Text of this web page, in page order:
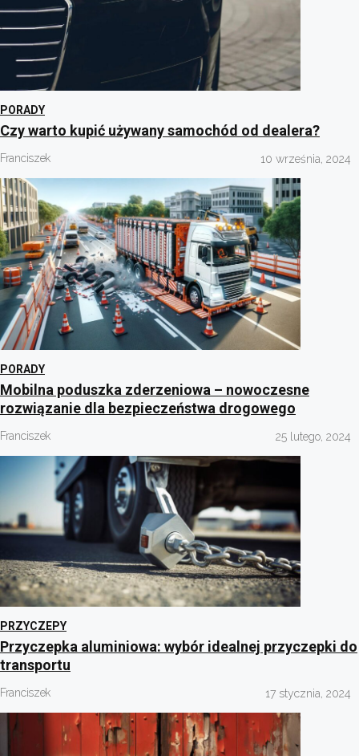
PORADY
Czy warto kupić używany samochód od dealera?
Franciszek 10 września, 2024
PORADY
Mobilna poduszka zderzeniowa – nowoczesne
rozwiązanie dla bezpieczeństwa drogowego
Franciszek 25 lutego, 2024
PRZYCZEPY
Przyczepka aluminiowa: wybór idealnej przyczepki do
transportu
Franciszek 17 stycznia, 2024